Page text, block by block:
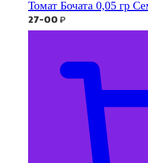
Томат Бочата 0,05 гр
27-00₽